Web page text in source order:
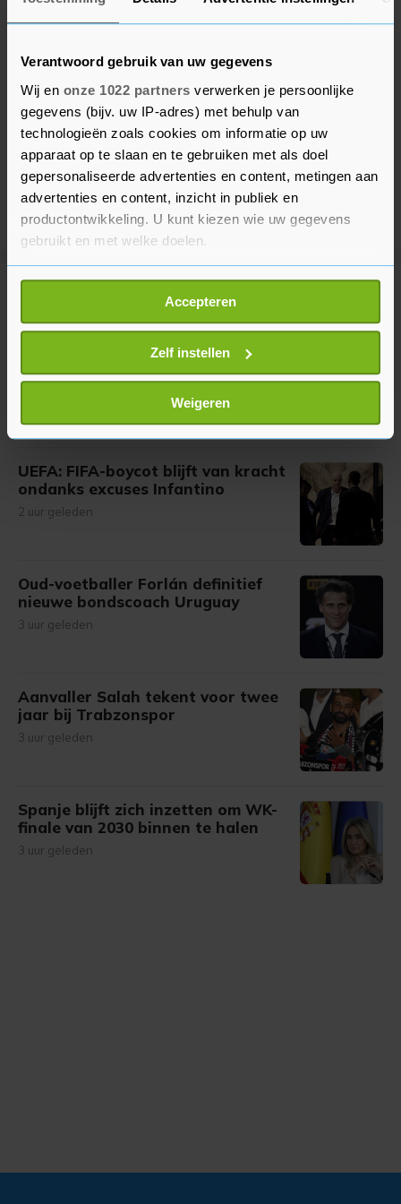
Verantwoord gebruik van uw gegevens
Wij en onze 1022 partners verwerken je persoonlijke
gegevens (bijv. uw IP-adres) met behulp van
technologieën zoals cookies om informatie op uw
apparaat op te slaan en te gebruiken met als doel
gepersonaliseerde advertenties en content, metingen aan
advertenties en content, inzicht in publiek en
productontwikkeling. U kunt kiezen wie uw gegevens
gebruikt en met welke doelen.
Als u het toestaat, willen we ook graag:
Informatie verzamelen over uw geografische
locatie, die tot een paar meter nauwkeurig kan zijn
Uw apparaat identificeren door het actief te
scannen op specifieke eigenschappen (fingerprinting)
Lees meer over hoe uw persoonlijke gegevens worden
verwerkt en stel uw voorkeuren in het
U kunt uw toestemming op elk moment wijzigen of
intrekken in de Cookieverklaring.
Met cookies werkt onze website beter en wordt jouw
onze cookiepagina kun je ons cookiebeleid bekijken en je
Accepteren
Zelf instellen
Weigeren
PSV neemt Servische linksachter
Kostić over van Juventus
UEFA: FIFA-boycot blijft van kracht
ondanks excuses Infantino
2 uur geleden
Oud-voetballer Forlán definitief
nieuwe bondscoach Uruguay
3 uur geleden
Aanvaller Salah tekent voor twee
jaar bij Trabzonspor
3 uur geleden
Spanje blijft zich inzetten om WK-
finale van 2030 binnen te halen
3 uur geleden